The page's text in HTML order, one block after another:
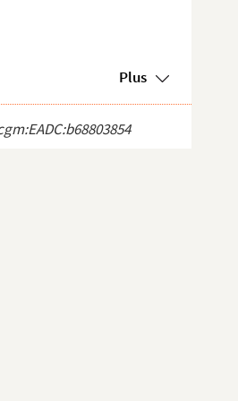
Plus